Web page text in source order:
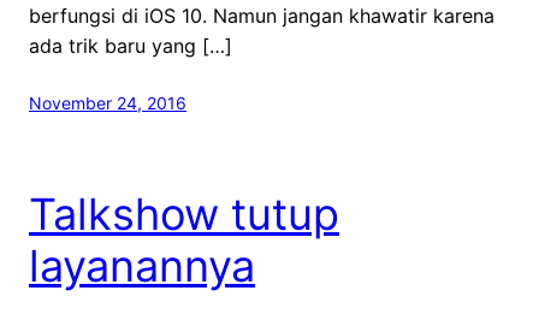
berfungsi di iOS 10. Namun jangan khawatir karena
ada trik baru yang […]
November 24, 2016
Talkshow tutup
layanannya